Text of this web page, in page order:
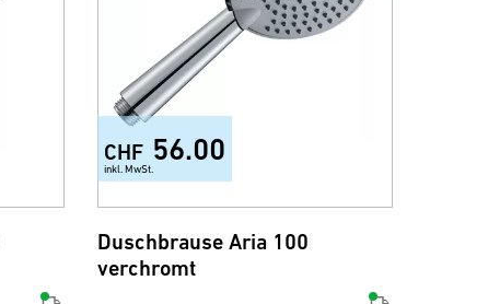
CHF 56.00
inkl. MwSt.
Duschbrause Aria 100
verchromt